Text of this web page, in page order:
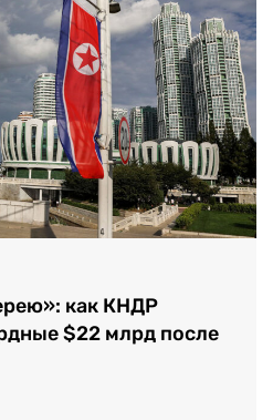
как КНДР
$22 млрд после